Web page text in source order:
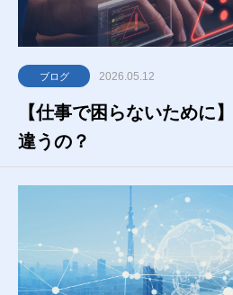
ブログ 2026.05.12
【仕事で困らないために
違うの？